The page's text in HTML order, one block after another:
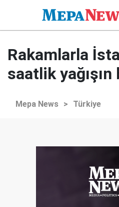
Rakamlarla
saatlik
Mepa News > Türkiye